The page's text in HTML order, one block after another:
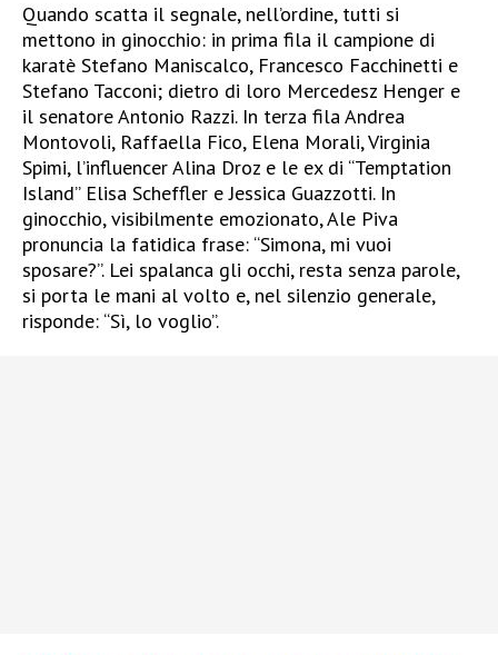
Quando scatta il segnale, nell’ordine, tutti si
mettono in ginocchio: in prima fila il campione di
karatè Stefano Maniscalco, Francesco Facchinetti e
Stefano Tacconi; dietro di loro Mercedesz Henger e
il senatore Antonio Razzi. In terza fila Andrea
Montovoli, Raffaella Fico, Elena Morali, Virginia
Spimi, l’influencer Alina Droz e le ex di “Temptation
Island” Elisa Scheffler e Jessica Guazzotti. In
ginocchio, visibilmente emozionato, Ale Piva
pronuncia la fatidica frase: “Simona, mi vuoi
sposare?”. Lei spalanca gli occhi, resta senza parole,
si porta le mani al volto e, nel silenzio generale,
risponde: “Sì, lo voglio”.